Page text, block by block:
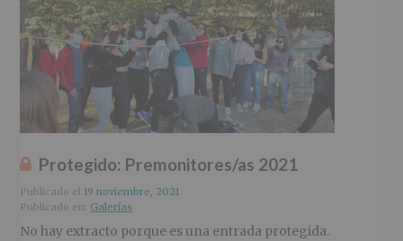
Protegido: Premonitores/as 2021
Publicado el19 noviembre, 2021
Publicado en: Galerías
No hay extracto porque es una entrada protegida.